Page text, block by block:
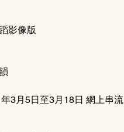
影像版
3月5日至3月18日 網上串流